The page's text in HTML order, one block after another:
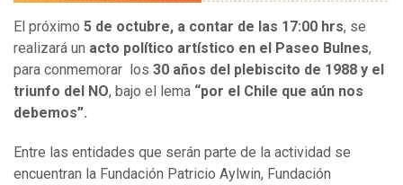
El próximo 5 de octubre, a contar de las 17:00 hrs, se
realizará un acto político artístico en el Paseo Bulnes,
para conmemorar los 30 años del plebiscito de 1988 y el
triunfo del NO, bajo el lema “por el Chile que aún nos
debemos”.
Entre las entidades que serán parte de la actividad se
encuentran la Fundación Patricio Aylwin, Fundación